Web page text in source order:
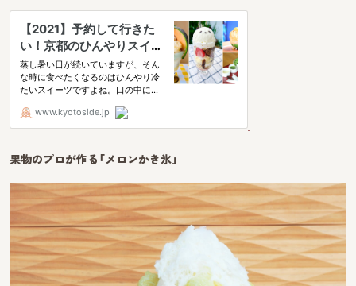
果物のプロが作る「メロンかき氷」